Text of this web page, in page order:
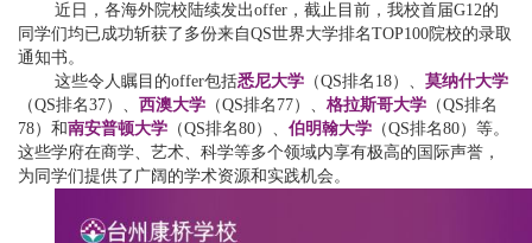
近日，各海外院校陆续发出offer，截止目前，我校首届G12的
同学们均已成功斩获了多份来自QS世界大学排名TOP100院校的录取
通知书。
这些令人瞩目的offer包括悉尼大学 （QS排名18）、 莫纳什大学
（QS排名37）、 西澳大学 （QS排名77）、 格拉斯哥大学 （QS排名
78）和南安普顿大学 （QS排名80）、 伯明翰大学 （QS排名80）等。
这些学府在商学、艺术、科学等多个领域内享有极高的国际声誉，
为同学们提供了广阔的学术资源和实践机会。